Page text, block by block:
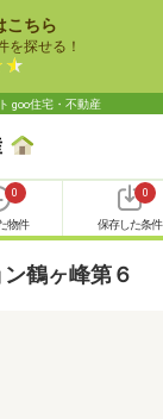
こちら
を探せる！
goo住宅・不動産
0
物件
0
保存した条件
鶴ヶ峰第６